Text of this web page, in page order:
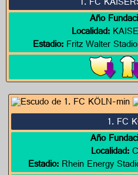
Año
Localidad:
Estadio:Fritz Walter
1. FC
Año
Localidad:
Estadio:Rhein Energy